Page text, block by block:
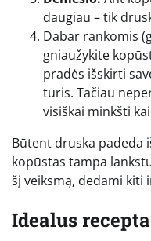
daugiau – tik
Dabar rankomis
gniaužykite
pradės išskirti
tūris. Tačiau
visiškai minkšti
Būtent druska padeda
kopūstas tampa
šį veiksmą, dedami kiti
Idealus